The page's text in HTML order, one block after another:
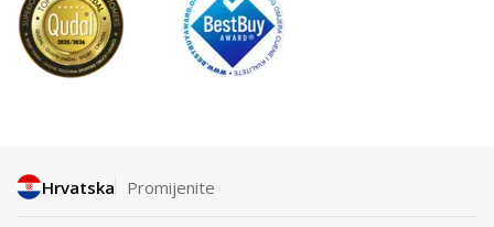
Hrvatska Promijenite